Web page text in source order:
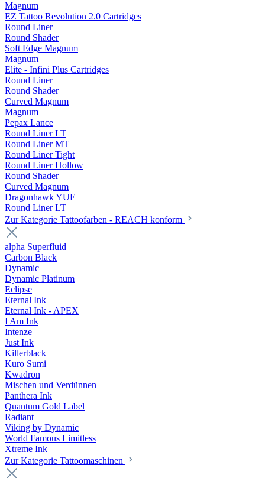
Magnum
EZ Tattoo Revolution 2.0 Cartridges
Round Liner
Round Shader
Soft Edge Magnum
Magnum
Elite - Infini Plus Cartridges
Round Liner
Round Shader
Curved Magnum
Magnum
Pepax Lance
Round Liner LT
Round Liner MT
Round Liner Tight
Round Liner Hollow
Round Shader
Curved Magnum
Dragonhawk YUE
Round Liner LT
Zur Kategorie Tattoofarben - REACH konform
alpha Superfluid
Carbon Black
Dynamic
Dynamic Platinum
Eclipse
Eternal Ink
Eternal Ink - APEX
I Am Ink
Intenze
Just Ink
Killerblack
Kuro Sumi
Kwadron
Mischen und Verdünnen
Panthera Ink
Quantum Gold Label
Radiant
Viking by Dynamic
World Famous Limitless
Xtreme Ink
Zur Kategorie Tattoomaschinen